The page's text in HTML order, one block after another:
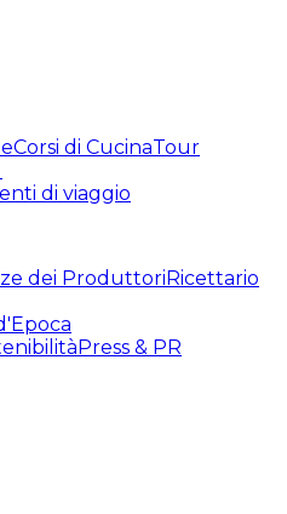
Corsi di CucinaTour
di viaggio
dei ProduttoriRicettario
Press & PR